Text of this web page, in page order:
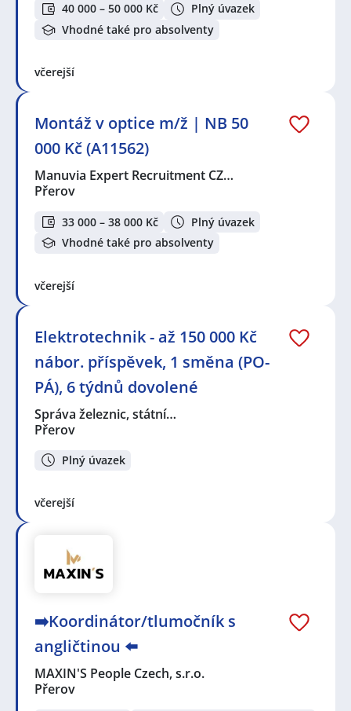
40 000 – 50 000 Kč
Plný úvazek
Vhodné také pro absolventy
včerejší
Montáž v optice m/ž | NB 50
000 Kč (A11562)
Manuvia Expert Recruitment CZ…
Přerov
33 000 – 38 000 Kč
Plný úvazek
Vhodné také pro absolventy
včerejší
Elektrotechnik - až 150 000 Kč
nábor. příspěvek, 1 směna (PO-
PÁ), 6 týdnů dovolené
Správa železnic, státní…
Přerov
Plný úvazek
včerejší
➡️Koordinátor/tlumočník s
angličtinou ⬅️
MAXIN'S People Czech, s.r.o.
Přerov